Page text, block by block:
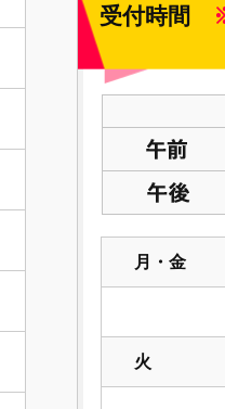
受付時間
月・金
火